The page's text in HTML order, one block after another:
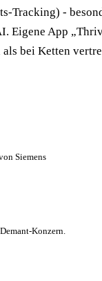
Tracking) -
Eigene App
bei Ketten
Siemens
Konzern.